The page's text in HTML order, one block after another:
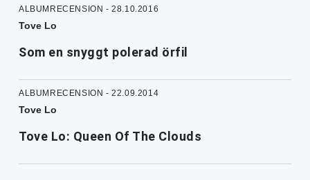
ALBUMRECENSION - 28.10.2016
Tove Lo
Som en snyggt polerad örfil
ALBUMRECENSION - 22.09.2014
Tove Lo
Tove Lo: Queen Of The Clouds